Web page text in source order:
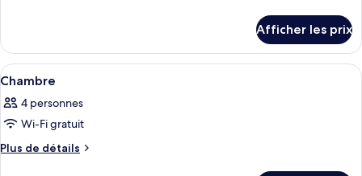
de
chambre :
Chambre
Chambre
Afficher les prix
Afficher
toutes
les
photos
pour
Une chambre d’hôtel équipée d’un
7
Chambre
4 personnes
Wi-Fi gratuit
Plus de détails
Plus